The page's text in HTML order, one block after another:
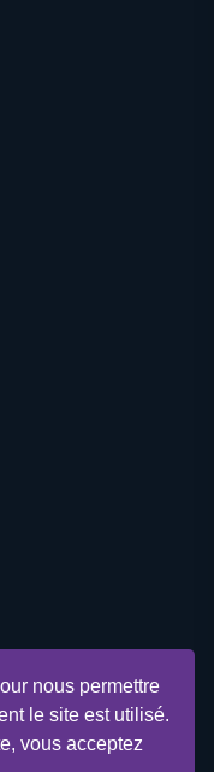
nous permettre
le site est utilisé.
vous acceptez